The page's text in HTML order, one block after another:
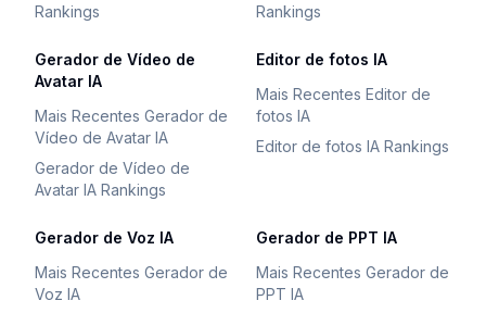
Rankings
Rankings
Gerador de Vídeo de
Avatar IA
Mais Recentes Gerador de
Vídeo de Avatar IA
Gerador de Vídeo de
Avatar IA Rankings
Editor de fotos IA
Mais Recentes Editor de
fotos IA
Editor de fotos IA Rankings
Gerador de Voz IA
Mais Recentes Gerador de
Voz IA
Gerador de PPT IA
Mais Recentes Gerador de
PPT IA